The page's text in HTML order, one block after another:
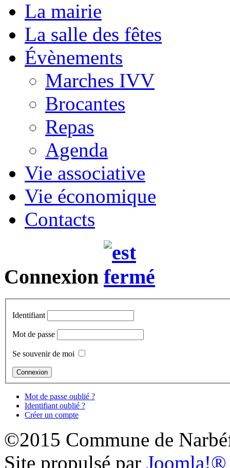
La mairie
La salle des fêtes
Évènements
Marches IVV
Brocantes
Repas
Agenda
Vie associative
Vie économique
Contacts
Connexion
Identifiant
Mot de passe
Se souvenir de moi
Mot de passe oublié ?
Identifiant oublié ?
Créer un compte
©2015 Commune de
Site propulsé par Joomla!®